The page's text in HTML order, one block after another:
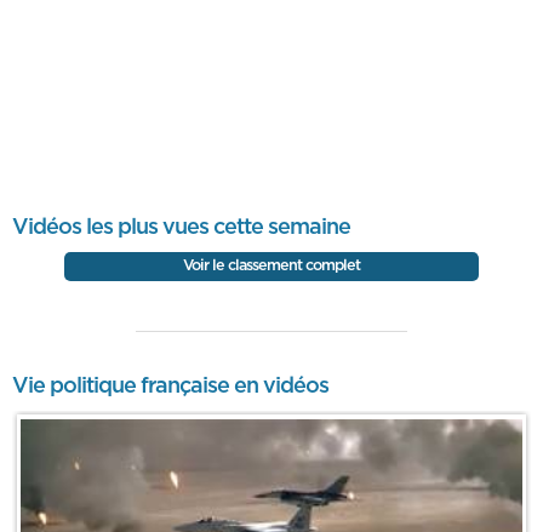
Vidéos les plus vues cette semaine
Voir le classement complet
Vie politique française en vidéos